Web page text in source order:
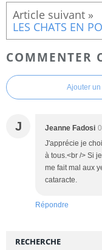
LES CHATS EN
COMMENTER
Ajouter
J Jeanne Fadosi
J'apprécie je
à tous.<br /> Si
me fait mal aux
cataracte.
Répondre
RECHERCHE